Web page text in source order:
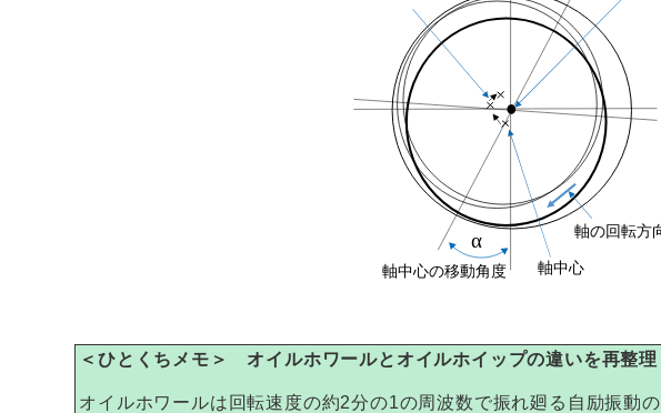
＜ひとくちメモ＞ オイルホワールとオイルホイップの違いを再整理
オイルホワールは回転速度の約2分の1の周波数で振れ廻る自励振動の